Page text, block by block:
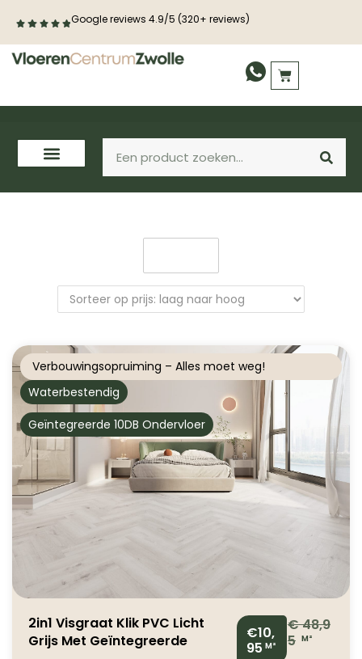
Google reviews 4.9/5 (320+ reviews)
Verbouwingsopruiming – Alles moet weg!
Waterbestendig
Geïntegreerde 10DB Ondervloer
2in1 Visgraat Klik PVC Licht
Grijs Met Geïntegreerde
€10,
95 M²
€48,9
5 M²